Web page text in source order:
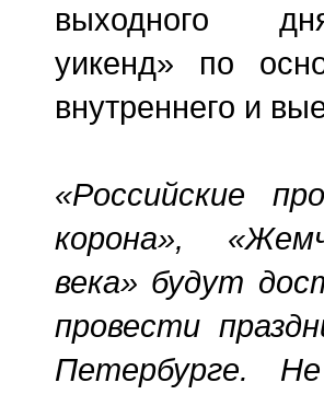
выходного
уикенд» по
внутреннего и
«Российские
корона»,
века» будут
провести
Петербурге.